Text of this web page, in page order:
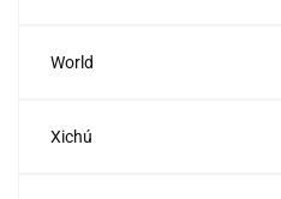
World
Xichú